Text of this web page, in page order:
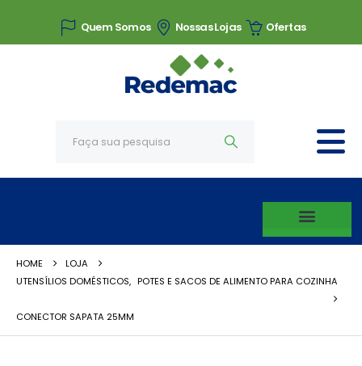
Quem Somos Nossas Lojas Ofertas
HOME
LOJA
UTENSÍLIOS DOMÉSTICOS, POTES E SACOS DE ALIMENTO PARA COZINHA
CONECTOR SAPATA 25MM